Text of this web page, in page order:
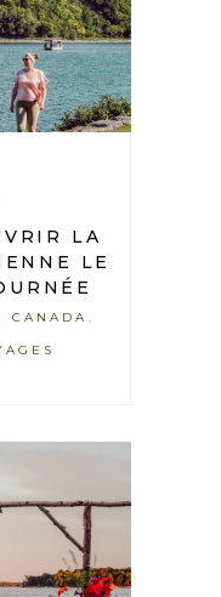
LA
LE
CANADA